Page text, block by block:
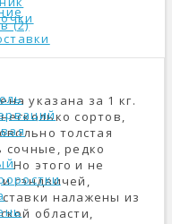
(2)
указана за 1 кг.
сортов,
толстая
сочные, редко
Но этого и не
сэндвичей,
налажены из
области,